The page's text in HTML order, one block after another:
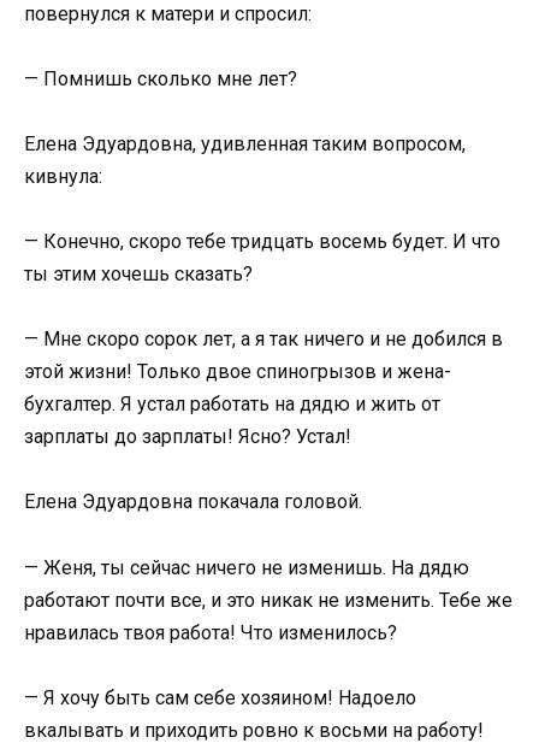
повернулся к матери и спросил:
— Помнишь сколько мне лет?
Елена Эдуардовна, удивленная таким вопросом,
кивнула:
— Конечно, скоро тебе тридцать восемь будет. И что
ты этим хочешь сказать?
— Мне скоро сорок лет, а я так ничего и не добился в
этой жизни! Только двое спиногрызов и жена-
бухгалтер. Я устал работать на дядю и жить от
зарплаты до зарплаты! Ясно? Устал!
Елена Эдуардовна покачала головой.
— Женя, ты сейчас ничего не изменишь. На дядю
работают почти все, и это никак не изменить. Тебе же
нравилась твоя работа! Что изменилось?
— Я хочу быть сам себе хозяином! Надоело
вкалывать и приходить ровно к восьми на работу!